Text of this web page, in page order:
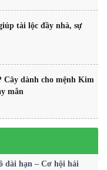
tài lộc đầy nhà, sự
Cây dành cho mệnh Kim
mắn
dài hạn – Cơ hội hái